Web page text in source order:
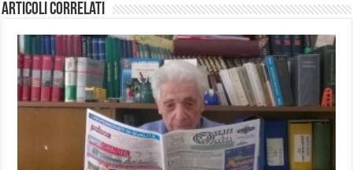
Articoli Correlati